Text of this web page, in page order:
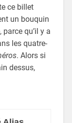
ce billet
un bouquin
qu’il y a
les quatre-
. Alors si
dessus,